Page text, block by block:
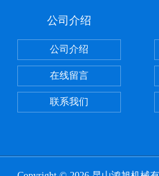
公司介绍
公司介绍
在线留言
联系我们